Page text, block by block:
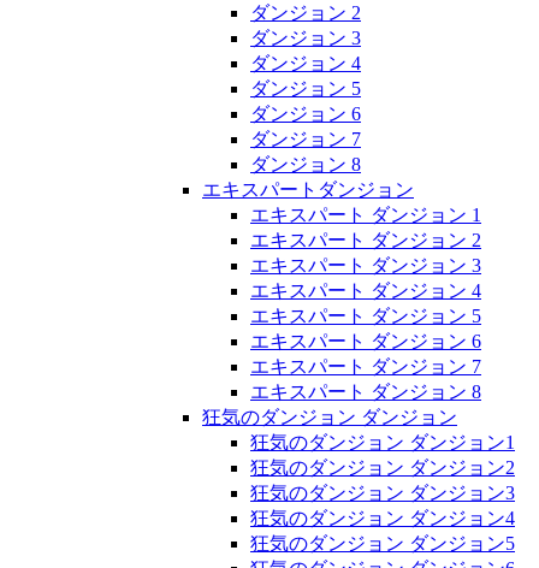
ダンジョン 2
ダンジョン 3
ダンジョン 4
ダンジョン 5
ダンジョン 6
ダンジョン 7
ダンジョン 8
エキスパートダンジョン
エキスパート ダンジョン 1
エキスパート ダンジョン 2
エキスパート ダンジョン 3
エキスパート ダンジョン 4
エキスパート ダンジョン 5
エキスパート ダンジョン 6
エキスパート ダンジョン 7
エキスパート ダンジョン 8
狂気のダンジョン ダンジョン
狂気のダンジョン ダンジョン1
狂気のダンジョン ダンジョン2
狂気のダンジョン ダンジョン3
狂気のダンジョン ダンジョン4
狂気のダンジョン ダンジョン5